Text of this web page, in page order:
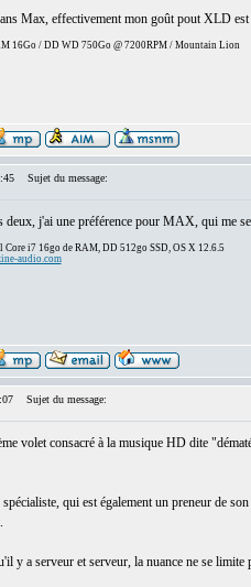
Max, effectivement mon goût pout XLD
16Go / DD WD 750Go @ 7200RPM / Mountain Lion
Sujet du message:
deux, j'ai une préférence pour MAX, qui me
i7 16go de RAM, DD 512go SSD, OS X 12.6.5
audio.com
Sujet du message:
volet consacré à la musique HD dite
qui est également un preneur de
y a serveur et serveur, la nuance ne se